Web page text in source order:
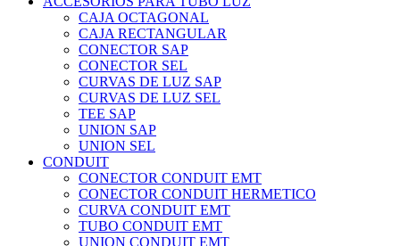
CAJA OCTAGONAL
CAJA RECTANGULAR
CONECTOR SAP
CONECTOR SEL
CURVAS DE LUZ SAP
CURVAS DE LUZ SEL
TEE SAP
UNION SAP
UNION SEL
CONDUIT
CONECTOR CONDUIT EMT
CONECTOR CONDUIT HERMETICO
CURVA CONDUIT EMT
TUBO CONDUIT EMT
UNION CONDUIT EMT